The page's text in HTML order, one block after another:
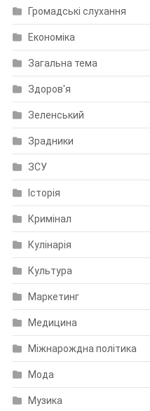
Громадські слухання
Економіка
Загальна тема
Здоров'я
Зеленський
Зрадники
ЗСУ
Історія
Кримінал
Кулінарія
Культура
Маркетинг
Медицина
Міжнарождна політика
Мода
Музика